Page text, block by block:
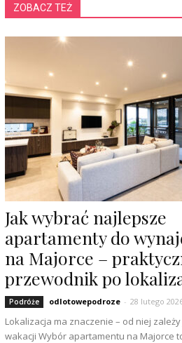
ZOBACZ TEŻ
Jak wybrać najlepsze
apartamenty do
na Majorce –
przewodnik po
Podróże odlotowepodroze - 28 lutego
Lokalizacja ma znaczenie – od niej
wakacji Wybór apartamentu na Majorce